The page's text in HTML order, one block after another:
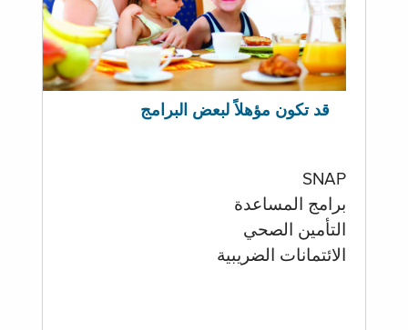
قد تكون مؤهلاً لبعض البرامج
SNAP
برامج المساعدة
التأمين الصحي
الائتمانات الضريبية